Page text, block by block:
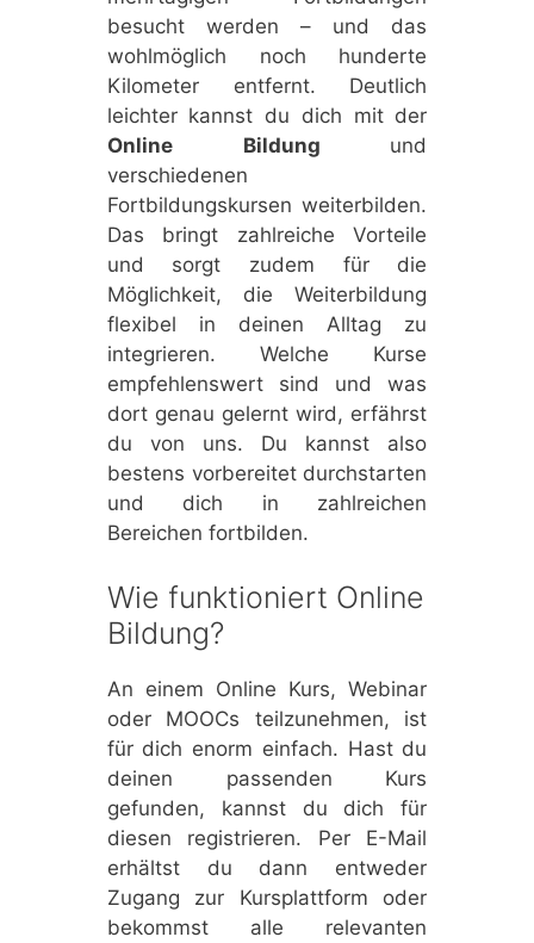
besucht werden – und das
wohlmöglich noch hunderte
Kilometer entfernt. Deutlich
leichter kannst du dich mit der
Online Bildung und
verschiedenen
Fortbildungskursen weiterbilden.
Das bringt zahlreiche Vorteile
und sorgt zudem für die
Möglichkeit, die Weiterbildung
flexibel in deinen Alltag zu
integrieren. Welche Kurse
empfehlenswert sind und was
dort genau gelernt wird, erfährst
du von uns. Du kannst also
bestens vorbereitet durchstarten
und dich in zahlreichen
Bereichen fortbilden.
Wie funktioniert Online
Bildung?
An einem Online Kurs, Webinar
oder MOOCs teilzunehmen, ist
für dich enorm einfach. Hast du
deinen passenden Kurs
gefunden, kannst du dich für
diesen registrieren. Per E-Mail
erhältst du dann entweder
Zugang zur Kursplattform oder
bekommst alle relevanten